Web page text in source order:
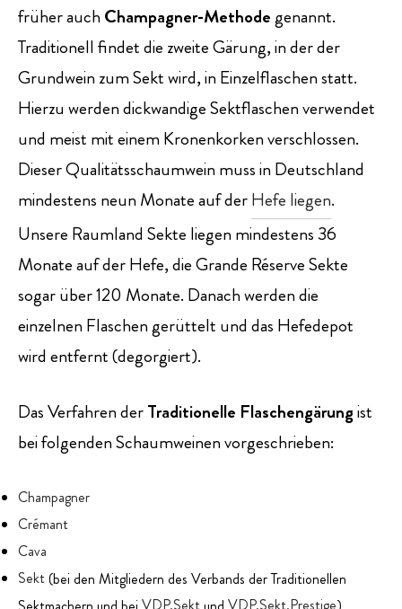
früher auchChampagner-Methodegenannt.
Traditionell findet die zweite Gärung, in der der
Grund­wein zum Sekt wird, in Einzel­flaschen statt.
Hierzu werden dickwandige Sektflaschen verwendet
und meist mit einem Kronenkorken verschlossen.
Dieser Qualitätsschaumwein muss in Deutschland
mindestens neun Monate auf derHefe liegen.
Unsere Raumland Sekte liegen mindestens 36
Monate auf der Hefe, die Grande Réserve Sekte
sogar über 120 Monate. Danach werden die
einzelnen Flaschen gerüttelt und das Hefedepot
wird entfernt (degorgiert).
Das Verfahren derTraditionelle Flaschengärungist
bei folgenden Schaumweinen vorgeschrieben:
Champagner
Crémant
Cava
Sekt(bei den Mitgliedern des Verbands der Traditionellen